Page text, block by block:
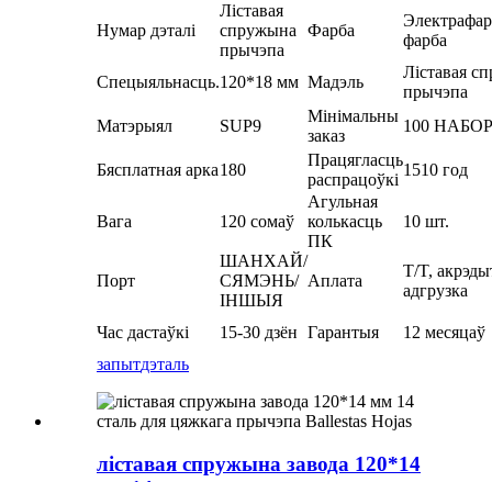
Нумар дэталі
Ліставая
спружына
прычэпа
Фарба
фарба
Спецыяльнасць.120*18 мм Мадэль
Ліставая
прычэпа
Матэрыял
SUP9
Мінімальны
заказ
100
Бясплатная арка180
Працягласць
распрацоўкі
1510 год
Вага 120 сомаў
Агульная
колькасць
ПК
10 шт.
Порт
ШАНХАЙ/
СЯМЭНЬ/
ІНШЫЯ
Аплата
T/T,
адгрузка
Час дастаўкі 15-30 дзён Гарантыя
12 месяцаў
запытдэталь
ліставая спружына завода 120*14